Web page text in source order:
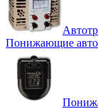
Понижающие